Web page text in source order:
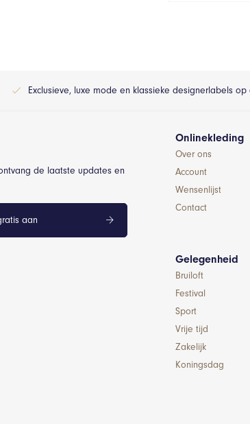
Exclusieve, luxe mode en klassieke designerlabels
de laatste updates en
aan
Onlinekleding
Over ons
Account
Wensenlijst
Contact
Gelegenheid
Bruiloft
Festival
Sport
Vrije tijd
Zakelijk
Koningsdag